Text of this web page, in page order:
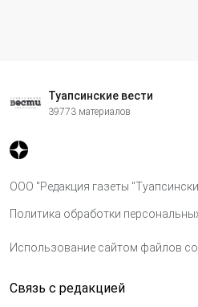
Туапсинские вести
39773 материалов
ООО "Редакция газеты
Политика обработки
Использование сайтом файлов
Связь с редакцией